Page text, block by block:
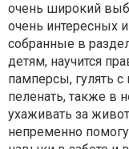
очень широкий
очень интересных
собранные в
детям, научится
памперсы, гулять
пеленать, также в
ухаживать за
непременно